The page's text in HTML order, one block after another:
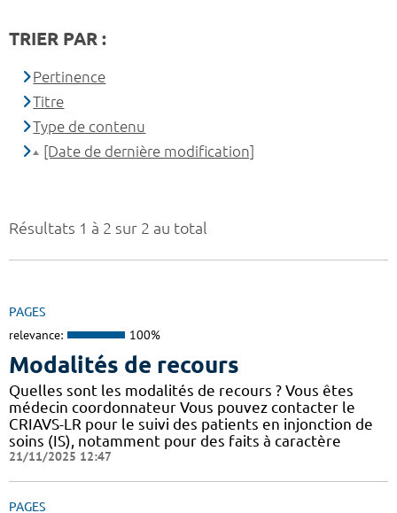
Résultats 1 à 2 sur 2 au total
PAGES
relevance: 100%
Modalités de recours
Quelles sont les modalités de recours ? Vous êtes
médecin coordonnateur Vous pouvez contacter le
CRIAVS-LR pour le suivi des patients en injonction de
soins (IS), notamment pour des faits à caractère
21/11/2025 12:47
PAGES
TRIER PAR :
Pertinence
Titre
Type de contenu
[Date de dernière modification]